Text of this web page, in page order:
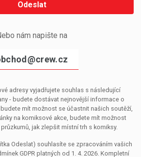
Odeslat
nám napište na
adresy vyjadřujete souhlas s následující
- budete dostávat nejnovější informace o
mít možnost se účastnit našich soutěží,
na komiksové akce, budete mít možnost
jak zlepšit místní trh s komiksy.
Odeslat) souhlasíte se zpracováním vašich
GDPR platných od 1. 4. 2026. Kompletní